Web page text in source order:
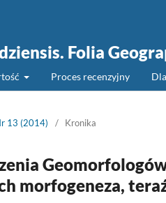
Folia
Proces recenzyjny
13 (2014) / Kronika
morfogeneza,